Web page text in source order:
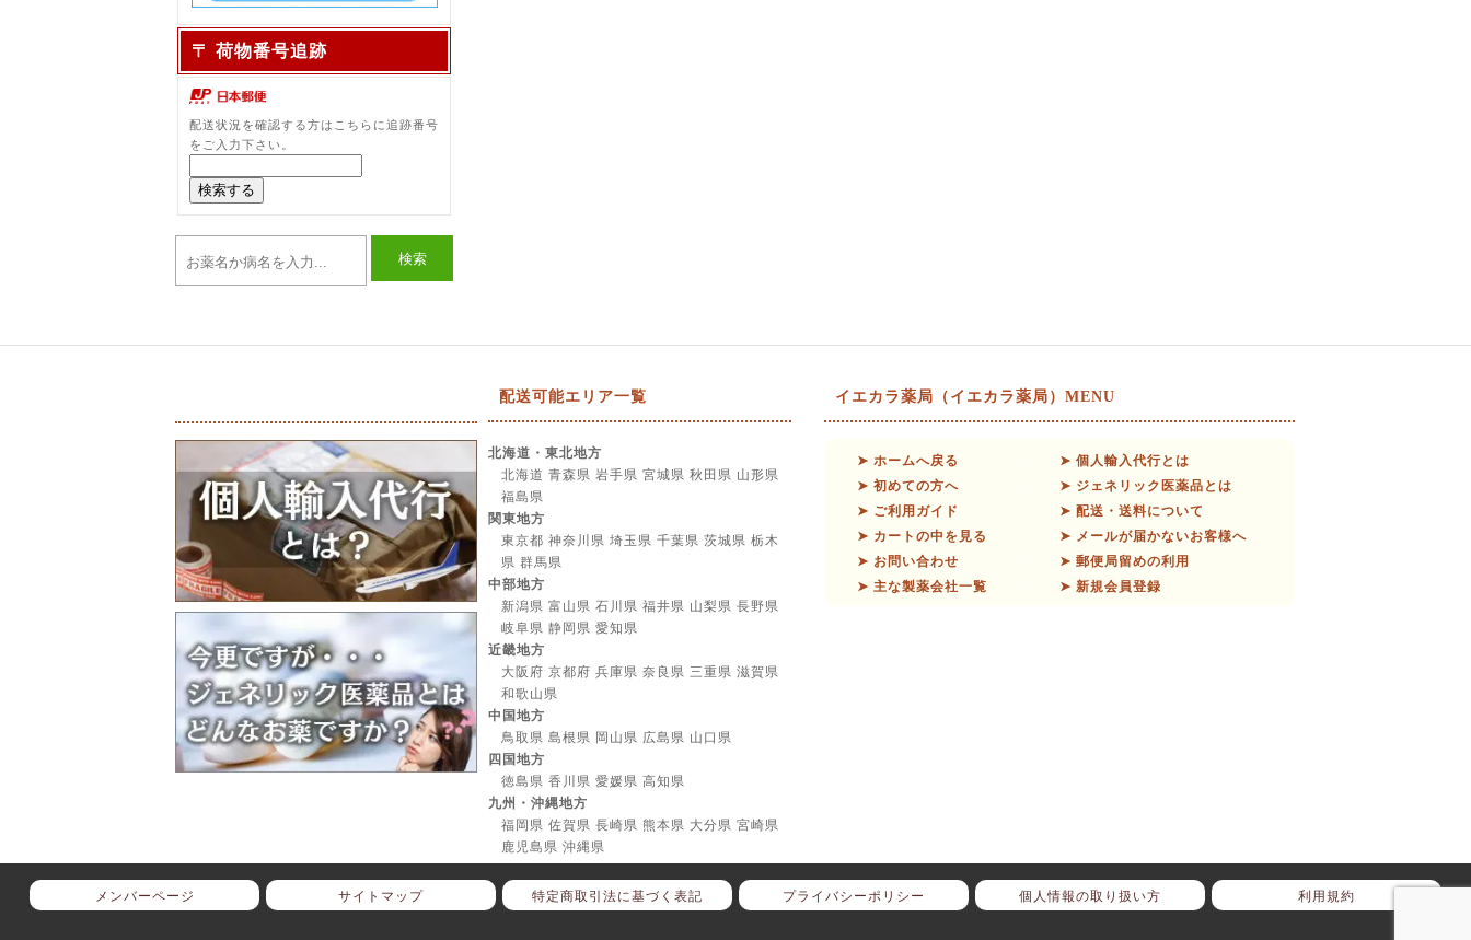
〒 荷物番号追跡
配送状況を確認する方はこちらに追跡番号
をご入力下さい。
検索
配送可能エリア一覧
北海道・東北地方
北海道 青森県 岩手県 宮城県 秋田県 山形県
福島県
関東地方
東京都 神奈川県 埼玉県 千葉県 茨城県 栃木
県 群馬県
中部地方
新潟県 富山県 石川県 福井県 山梨県 長野県
岐阜県 静岡県 愛知県
近畿地方
大阪府 京都府 兵庫県 奈良県 三重県 滋賀県
和歌山県
中国地方
鳥取県 島根県 岡山県 広島県 山口県
四国地方
徳島県 香川県 愛媛県 高知県
九州・沖縄地方
福岡県 佐賀県 長崎県 熊本県 大分県 宮崎県
鹿児島県 沖縄県
イエカラ薬局（イエカラ薬局）MENU
➤ ホームへ戻る
➤ 初めての方へ
➤ ご利用ガイド
➤ カートの中を見る
➤ お問い合わせ
➤ 主な製薬会社一覧
➤ 個人輸入代行とは
➤ ジェネリック医薬品とは
➤ 配送・送料について
➤ メールが届かないお客様へ
➤ 郵便局留めの利用
➤ 新規会員登録
メンバーページ サイトマップ 特定商取引法に基づく表記 プライバシーポリシー 個人情報の取り扱い方 利用規約